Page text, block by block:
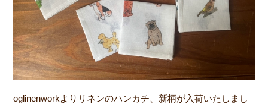
oglinenworkよりリネンのハンカチ、新柄が入荷いたしまし